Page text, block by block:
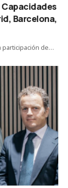
Capacidades
Barcelona,
participación de…